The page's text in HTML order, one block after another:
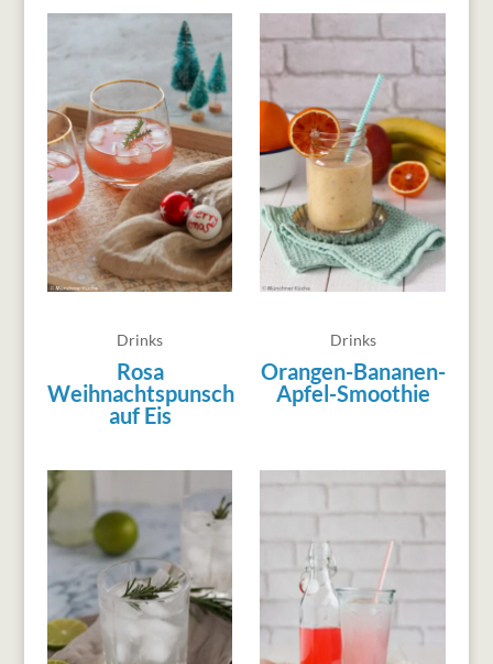
Drinks
Rosa
Weihnachtspunsch
auf Eis
Drinks
Orangen-Bananen-
Apfel-Smoothie